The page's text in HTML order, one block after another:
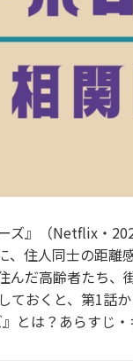
ズ』（Netflix・
、住人同士の距
んだ高齢者たち
ておくと、第1話
とは？あらすじ